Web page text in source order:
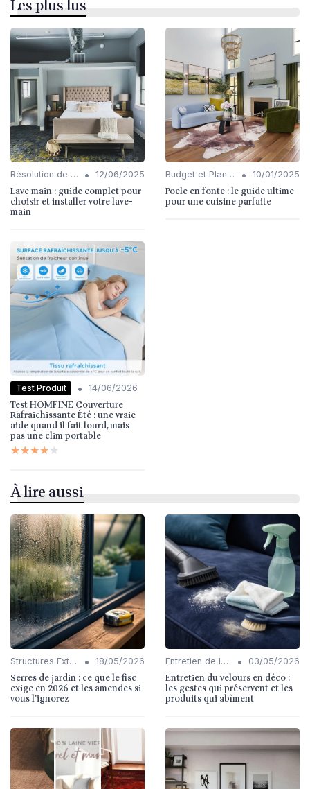
Les plus lus
Résolution de Problèmes Communs • 12/06/2025
Lave main : guide complet pour
choisir et installer votre lave-
main
Budget et Planification • 10/01/2025
Poele en fonte : le guide ultime
pour une cuisine parfaite
Test Produit • 14/06/2026
Test HOMFINE Couverture
Rafraichissante Été : une vraie
aide quand il fait lourd, mais
pas une clim portable
★★★★★
★★★★★
À lire aussi
Structures Extérieures (Pergolas, Fontaines) • 18/05/2026
Serres de jardin : ce que le fisc
exige en 2026 et les amendes si
vous l'ignorez
Entretien de la Décoration Intérieure • 03/05/2026
Entretien du velours en déco :
les gestes qui préservent et les
produits qui abîment